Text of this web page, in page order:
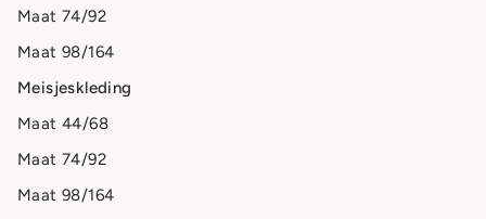
Maat 74/92
Maat 98/164
Meisjeskleding
Maat 44/68
Maat 74/92
Maat 98/164